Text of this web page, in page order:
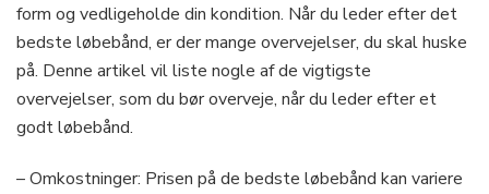
form og vedligeholde din kondition. Når du leder efter det
bedste løbebånd, er der mange overvejelser, du skal huske
på. Denne artikel vil liste nogle af de vigtigste
overvejelser, som du bør overveje, når du leder efter et
godt løbebånd.
– Omkostninger: Prisen på de bedste løbebånd kan variere